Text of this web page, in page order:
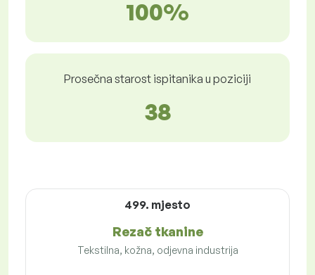
100%
Prosečna starost ispitanika u poziciji
38
499. mjesto
Rezač tkanine
Tekstilna, kožna, odjevna industrija